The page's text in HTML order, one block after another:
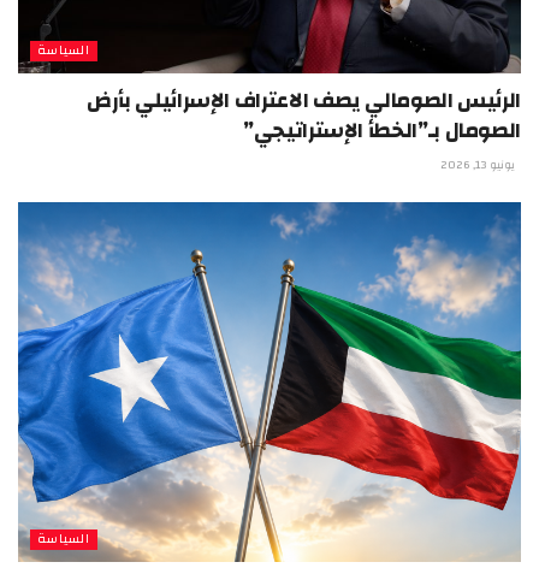
السياسة
الرئيس الصومالي يصف الاعتراف الإسرائيلي بأرض
الصومال بـ”الخطأ الإستراتيجي”
يونيو 13, 2026
السياسة